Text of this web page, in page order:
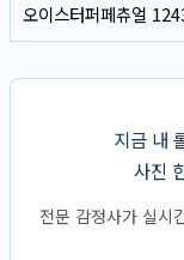
오이스터퍼페츄얼
지금 내
사진
전문 감정사가 실시